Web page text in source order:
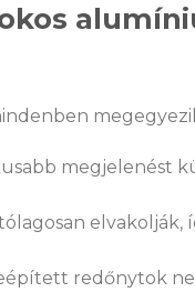
megjelenést
redőnytok